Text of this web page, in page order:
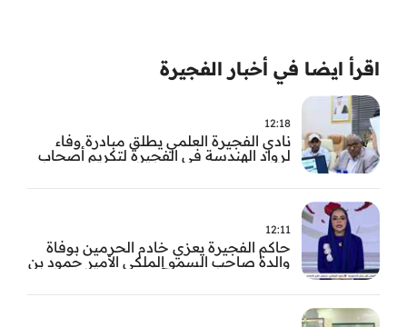
اقرأ ايضا في أخبار الفجيرة
12:18
نادي الفجيرة العلمي يطلق مبادرة وفاء
لرواد الهندسة في الفجيرة لتكريم أصحاب
12:11
حاكم الفجيرة يعزي خادم الحرمين بوفاة
والدة صاحب السمو الملكي الأمير حمود بن